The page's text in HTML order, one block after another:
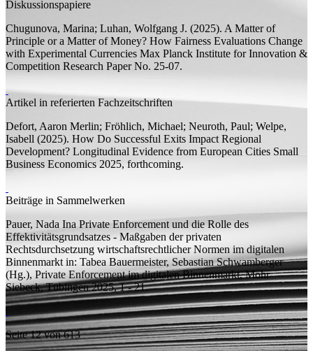
Diskussionspapiere
Chugunova, Marina; Luhan, Wolfgang J. (2025). A Matter of
Principle or a Matter of Money? How Fairness Evaluations Change
with Experimental Currencies Max Planck Institute for Innovation &
Competition Research PaperNo. 25-07.
Artikel in referierten Fachzeitschriften
Defort, Aaron Merlin; Fröhlich, Michael; Neuroth, Paul; Welpe,
Isabell (2025). How Do Successful Exits Impact Regional
Development? Longitudinal Evidence from European Cities Small
Business Economics 2025, forthcoming.
Beiträge in Sammelwerken
Pauer, Nada Ina Private Enforcement und die Rolle des
Effektivitätsgrundsatzes - Maßgaben der privaten
Rechtsdurchsetzung wirtschaftsrechtlicher Normen im digitalen
Binnenmarkt in: Tabea Bauermeister, Sebastian Schwamberger
(Hg.), Private Enforcement im digitalen Binnenmarkt, Mohr
Siebeck, Tübingen 2025, 1 - 21.
Seite 12 von 613